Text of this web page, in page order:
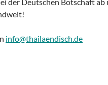
info@thailaendisch.de